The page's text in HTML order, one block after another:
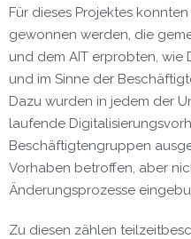
Für dieses Projektes
gewonnen werden, die
und dem AIT erprobten, wie
und im Sinne der
Dazu wurden in jedem der
laufende
Beschäftigtengruppen
Vorhaben betroffen, aber
Änderungsprozesse
Zu diesen zählen